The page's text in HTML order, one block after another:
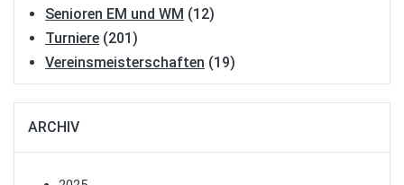
Senioren EM und WM (12)
Turniere (201)
Vereinsmeisterschaften (19)
ARCHIV